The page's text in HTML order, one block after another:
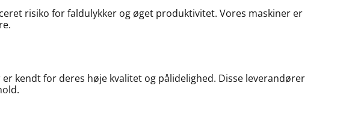
risiko for faldulykker og øget produktivitet. Vores maskiner er
kendt for deres høje kvalitet og pålidelighed. Disse leverandører